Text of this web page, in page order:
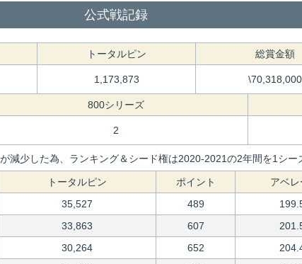
公式戦記録
トータルピン 総賞金額
1,173,873 \70,318,000
800シリーズ
2
少した為、ランキング＆シード権は2020-2021の2年間を1シー
トータルピン ポイント アベレ
35,527 489
33,863 607
30,264 652